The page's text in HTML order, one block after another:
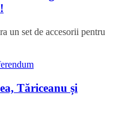
un set de accesorii pentru
Tăriceanu și